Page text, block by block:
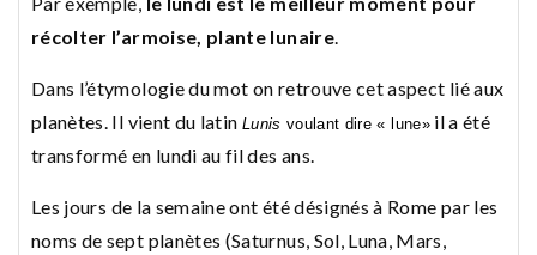
récolter l’armoise, plante lunaire.
Dans l’étymologie du mot on retrouve cet aspect lié aux
planètes. Il vient du latin Lunis voulant dire « lune»il a été
transformé en lundi au fil des ans.
Les jours de la semaine ont été désignés à Rome par les
noms de sept planètes (Saturnus, Sol, Luna, Mars,